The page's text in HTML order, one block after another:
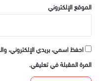
الموقع الإلكتروني
احفظ اسمي، بريدي الإلكتروني،
المرة المقبلة في تعليقي.